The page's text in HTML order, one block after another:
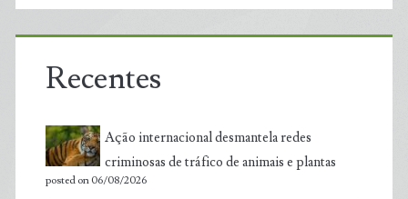
Recentes
Ação internacional desmantela redes
criminosas de tráfico de animais e plantas
posted on 06/08/2026